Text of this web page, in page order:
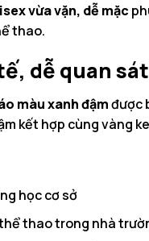
vừa vặn, dễ mặc
thao.
dễ quan sát
màu xanh đậmđược
kết hợp cùng vàng
học cơ sở
thao trong nhà